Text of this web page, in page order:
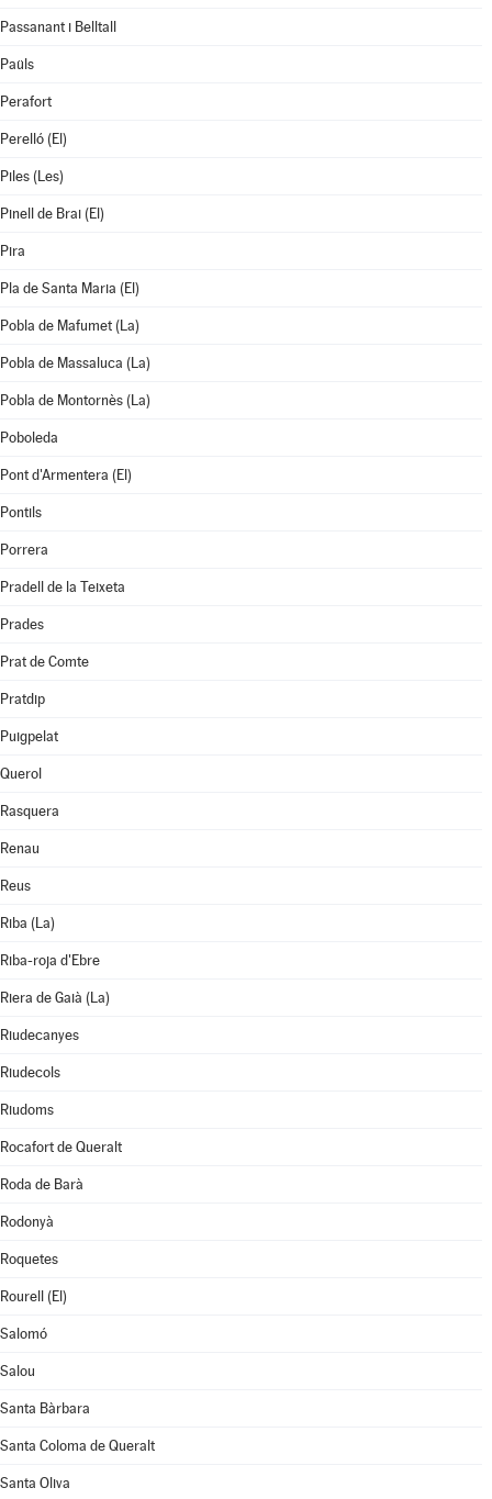
Passanant i Belltall
Paüls
Perafort
Perelló (El)
Piles (Les)
Pinell de Brai (El)
Pira
Pla de Santa Maria (El)
Pobla de Mafumet (La)
Pobla de Massaluca (La)
Pobla de Montornès (La)
Poboleda
Pont d'Armentera (El)
Pontils
Porrera
Pradell de la Teixeta
Prades
Prat de Comte
Pratdip
Puigpelat
Querol
Rasquera
Renau
Reus
Riba (La)
Riba-roja d'Ebre
Riera de Gaià (La)
Riudecanyes
Riudecols
Riudoms
Rocafort de Queralt
Roda de Barà
Rodonyà
Roquetes
Rourell (El)
Salomó
Salou
Santa Bàrbara
Santa Coloma de Queralt
Santa Oliva